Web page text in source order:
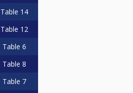
Table 14
Table 12
Table 6
Table 8
Table 7